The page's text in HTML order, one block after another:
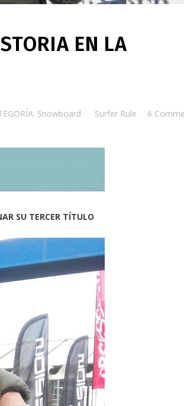
EN LA
Snowboard Surfer Rule
6
SU TERCER TÍTULO